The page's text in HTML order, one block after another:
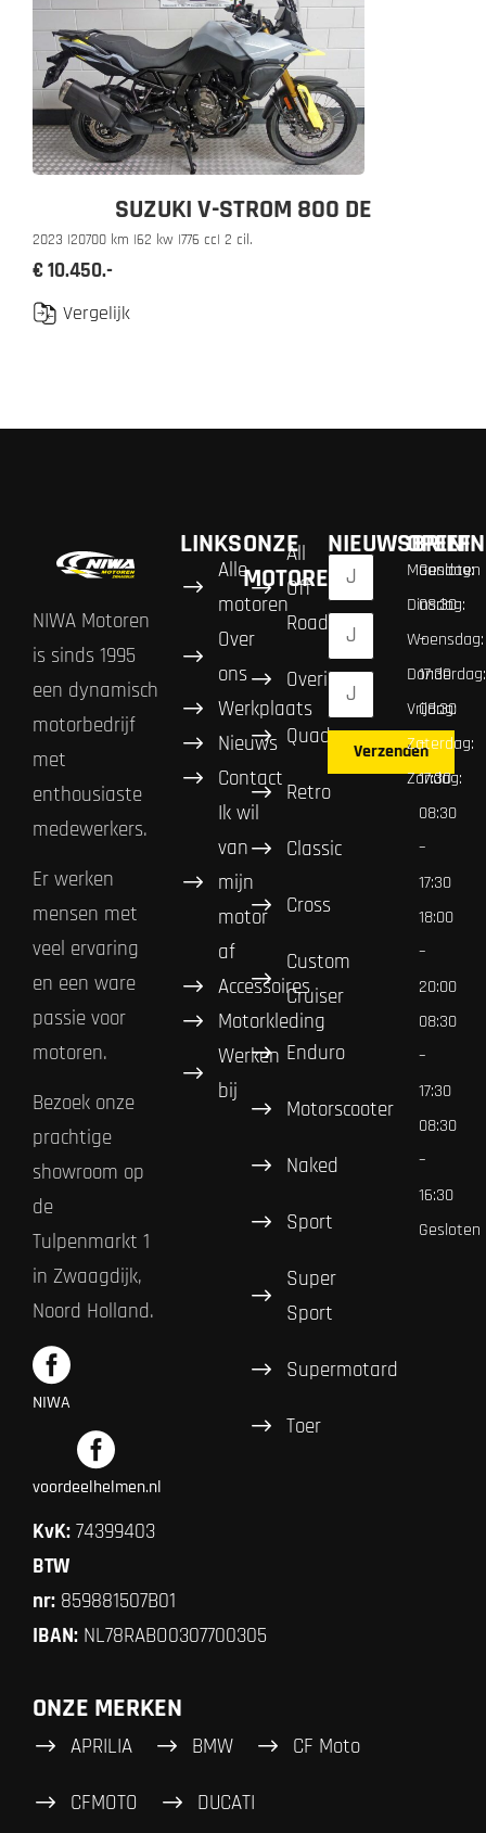
SUZUKI V-STROM 800 DE
2023 |20700 km |62 kw |776 cc| 2 cil.
€ 10.450.-
Vergelijk
NIWA Motoren
is sinds 1995
een dynamisch
motorbedrijf
met
enthousiaste
medewerkers.
Er werken
mensen met
veel ervaring
en een ware
passie voor
motoren.
Bezoek onze
prachtige
showroom op
de
Tulpenmarkt 1
in Zwaagdijk,
Noord Holland.
NIWA
voordeelhelmen.nl
KvK: 74399403
BTW
nr: 859881507B01
IBAN: NL78RABO0307700305
LINKS
Alle
motoren
Over
ons
Werkplaats
Nieuws
Contact
Ik wil
van
mijn
motor
af
Accessoires
Motorkleding
Werken
bij
ONZE
MOTOREN
All
Off
Road
Overig
Quad
Retro
Classic
Cross
Custom
Cruiser
Enduro
Motorscooter
Naked
Sport
Super
Sport
Supermotard
Toer
NIEUWSBRIEF
Verzenden
Maandag:
Dinsdag:
Woensdag:
Donderdag:
Vrijdag:
Zaterdag:
Zondag:
Gesloten
08:30
–
17:30
08:30
–
17:30
08:30
–
17:30
18:00
–
20:00
08:30
–
17:30
08:30
–
16:30
Gesloten
ONZE MERKEN
APRILIA BMW CF Moto
CFMOTO DUCATI